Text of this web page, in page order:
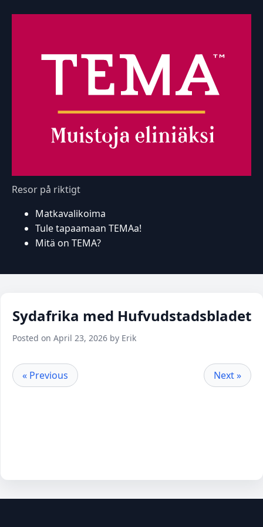
Resor på riktigt
Matkavalikoima
Tule tapaamaan TEMAa!
Mitä on TEMA?
Sydafrika med Hufvudstadsbladet
Posted on April 23, 2026 by Erik
« Previous Next »